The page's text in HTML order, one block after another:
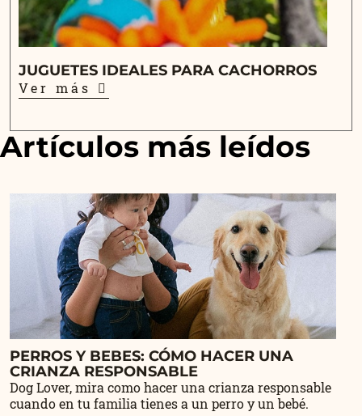
JUGUETES IDEALES PARA CACHORROS
Ver más
Artículos más leídos
PERROS Y BEBES: CÓMO HACER UNA
CRIANZA RESPONSABLE
Dog Lover, mira como hacer una crianza responsable
cuando en tu familia tienes a un perro y un bebé.